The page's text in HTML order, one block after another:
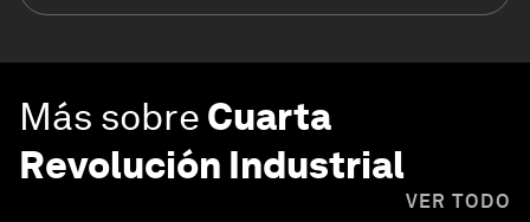
Más sobre Cuarta
Revolución Industrial
VER TODO